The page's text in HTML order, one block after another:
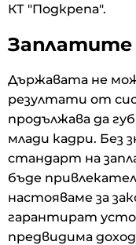
КТ "Подкрепа".
Заплатите
Държавата не
резултати от
продължава да
млади кадри. Без
стандарт на
бъде
настояваме за
гарантират
предвидима